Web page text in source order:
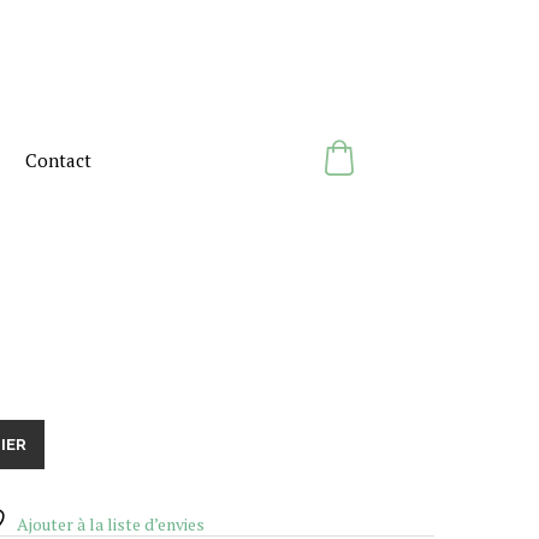
Contact
Ajouter à la liste d’envies